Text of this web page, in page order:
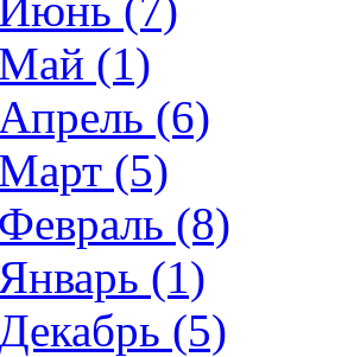
(7)
(1)
(6)
(5)
(8)
(1)
(5)